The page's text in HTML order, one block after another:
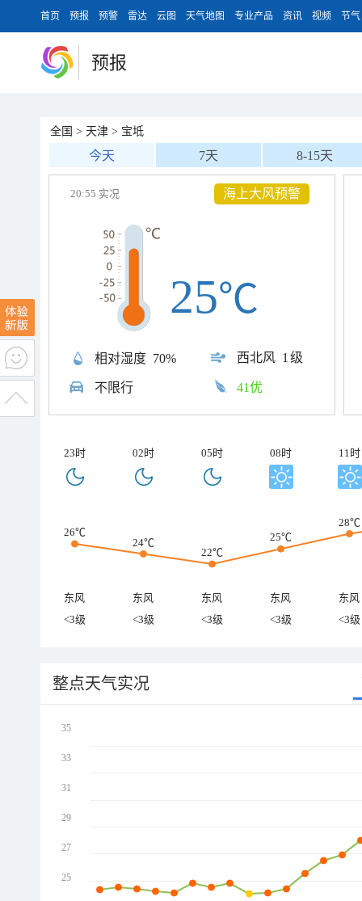
首页 预报 预警 雷达 云图 天气地图 专业产品 资讯 视频 节气
预报
全国 > 天津 > 宝坻
今天 7天 8-15天
海上大风预警
20:55 实况
相对湿度 70% 西北风 1级
不限行
25℃
41优
23时 02时 05时 08时 11时
26℃
24℃
22℃
25℃
28℃
东风 东风 东风 东风
东风
<3级
<3级 <3级 <3级 <3级
整点天气实况
35
33
31
29
27
25